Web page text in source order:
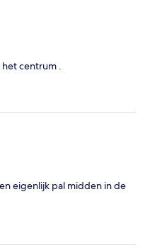
centrum .
eigenlijk pal midden in de